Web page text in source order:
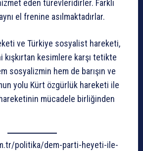
eden türevleridirler. Farklı
el frenine asılmaktadırlar.
ve Türkiye sosyalist hareketi,
kışkırtan kesimlere karşı tetikte
sosyalizmin hem de barışın ve
yolu Kürt özgürlük hareketi ile
mücadele birliğinden
politika/dem-parti-heyeti-ile-